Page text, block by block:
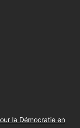
la Démocratie en